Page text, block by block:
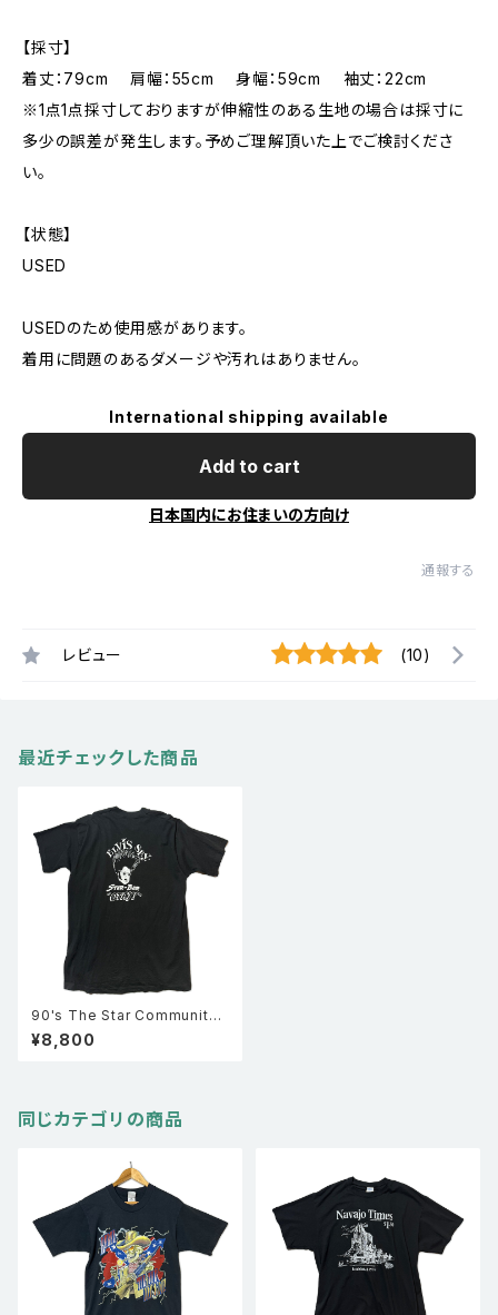
【採寸】
着丈：79cm 肩幅：55cm 身幅：59cm 袖丈：22cm
※1点1点採寸しておりますが伸縮性のある生地の場合は採寸に
多少の誤差が発生します。予めご理解頂いた上でご検討くださ
い。
【状態】
USED
USEDのため使用感があります。
着用に問題のあるダメージや汚れはありません。
International shipping available
Add to cart
日本国内にお住まいの方向け
通報する
レビュー (10)
最近チェックした商品
90's The Star Community
Bar 半袖 シングルステッチ Tシ
ャツ 黒 XL 企業物
¥8,800
同じカテゴリの商品